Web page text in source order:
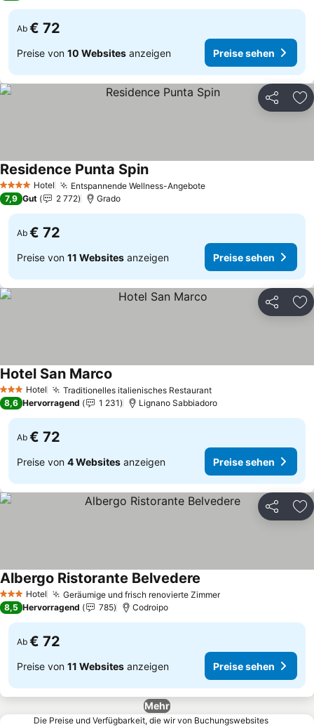
Ab € 72
Preise von 10 Websites anzeigen Preise sehen
Teilen
4 Sterne Hotel Entspannende Wellness-Angebote
Residence Punta Spin
7,9 Gut 2 772 Grado
Ab € 72
Preise von 11 Websites anzeigen Preise sehen
Teilen
3 SterneHotel Traditionelles italienisches Restaurant
Hotel San Marco
8,6 Hervorragend 1 231 Lignano Sabbiadoro
Ab € 72
Preise von 4 Websites anzeigen Preise sehen
Teilen
3 SterneHotel Geräumige und frisch renovierte Zimmer
Albergo Ristorante Belvedere
8,5 Hervorragend 785 Codroipo
Ab € 72
Preise von 11 Websites anzeigen Preise sehen
Mehr
Die Preise und Verfügbarkeit, die wir von Buchungswebsites